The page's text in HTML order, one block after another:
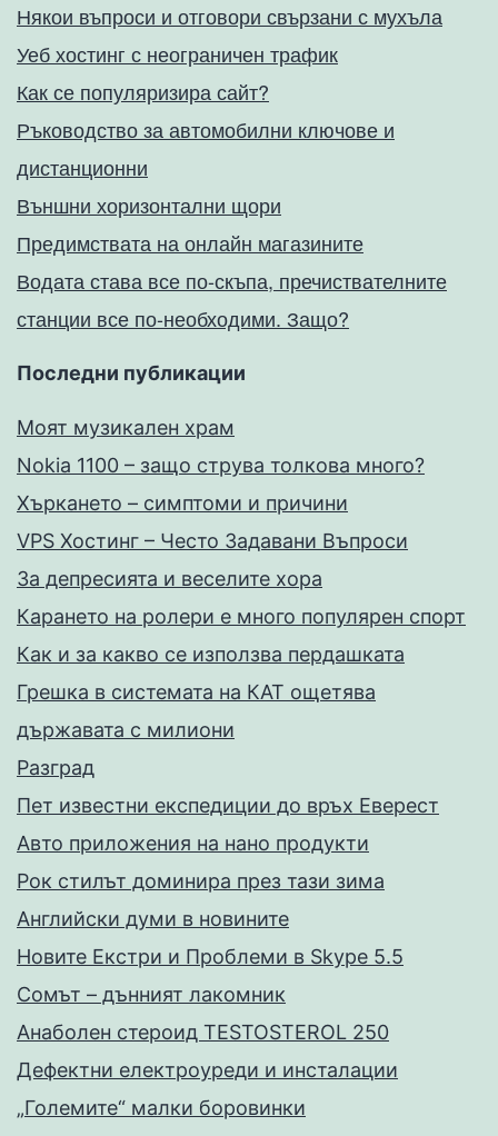
Някои въпроси и отговори свързани с мухъла
Уеб хостинг с неограничен трафик
Как се популяризира сайт?
Ръководство за автомобилни ключове и
дистанционни
Външни хоризонтални щори
Предимствата на онлайн магазините
Водата става все по-скъпа, пречиствателните
станции все по-необходими. Защо?
Последни публикации
Моят музикален храм
Nokia 1100 – защо струва толкова много?
Хъркането – симптоми и причини
VPS Хостинг – Често Задавани Въпроси
За депресията и веселите хора
Карането на ролери е много популярен спорт
Как и за какво се използва пердашката
Грешка в системата на КАТ ощетява
държавата с милиони
Разград
Пет известни експедиции до връх Еверест
Авто приложения на нано продукти
Рок стилът доминира през тази зима
Английски думи в новините
Новите Екстри и Проблеми в Skype 5.5
Сомът – дънният лакомник
Анаболен стероид TESTOSTEROL 250
Дефектни електроуреди и инсталации
„Големите“ малки боровинки